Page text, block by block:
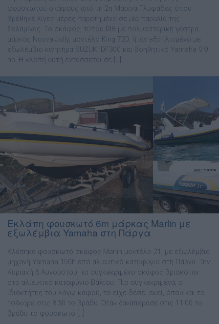
φουσκωτού σκάφους από τη 2η Μαρίνα Γλυφάδας όπου
βρέθηκε λίγες μέρες παρατημένο σε μία παραλία της
Σαλαμίνας. Το σκάφος, τύπου RIB με πολυεστερική γάστρα,
μάρκας Nuova Jolly, μοντέλο King 720, ήταν εξοπλισμένο με
εξωλέμβιο κινητήρα SUZUKI DF300 και βοηθητικό Yamaha 9.9
hp. Η κλοπή αυτή εντάσσεται σε […]
Εκλάπη φουσκωτό 6m μάρκας Marlin με
εξωλέμβια Yamaha στη Πάργα
Κλάπηκε φουσκωτό σκάφος Marlin μοντέλο 21, με εξωλέμβια
μηχανή Yamaha 150h από αλιευτικό καταφύγιο στη Πάργα. Την
Κυριακή 6 Αυγούστου, το συγκεκριμένο σκάφος βρισκόταν
στο αλιευτικό καταφύγιο Βάλτου. Πιο συγκεκριμένα, ο
ιδιοκτήτης του λόγω καιρού, το είχε δέσει εκεί, όπου και το
τσέκαρε στις 8:30 το βράδυ. Όταν ξαναπέρασε στις 11:00 το
βράδυ το φουσκωτό […]